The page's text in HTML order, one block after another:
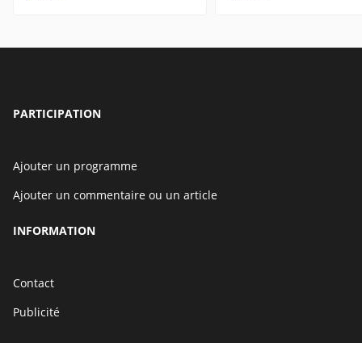
PARTICIPATION
Ajouter un programme
Ajouter un commentaire ou un article
INFORMATION
Contact
Publicité